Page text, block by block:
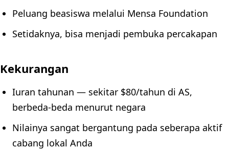
Peluang beasiswa melalui Mensa Foundation
Setidaknya, bisa menjadi pembuka percakapan
Kekurangan
Iuran tahunan — sekitar $80/tahun di AS,
berbeda-beda menurut negara
Nilainya sangat bergantung pada seberapa aktif
cabang lokal Anda